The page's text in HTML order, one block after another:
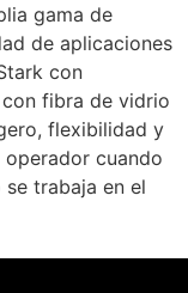
gama de
de aplicaciones
con
fibra de vidrio
flexibilidad y
cuando
trabaja en el